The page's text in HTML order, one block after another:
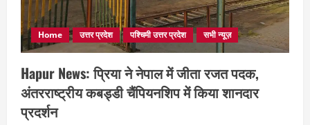
Home उत्तर प्रदेश पश्चिमी उत्तर प्रदेश सभी न्यूज़
Hapur News: प्रिया ने नेपाल में जीता रजत पदक,
अंतरराष्ट्रीय कबड्डी चैंपियनशिप में किया शानदार
प्रदर्शन